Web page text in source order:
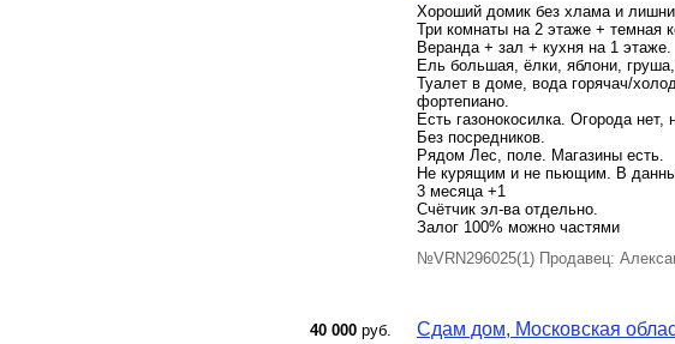
Хороший домик без хлама и
Три комнаты на 2 этаже + темная
Веранда + зал + кухня на 1 этаже.
Ель большая, ёлки, яблони, груша,
Туалет в доме, вода горячач/
фортепиано.
Есть газонокосилка. Огорода
Без посредников.
Рядом Лес, поле. Магазины есть.
Не курящим и не пьющим. В
3 месяца +1
Счётчик эл-ва отдельно.
Залог 100% можно частями
№VRN296025(1) Продавец:
40 000 руб.
Сдам дом, Московская